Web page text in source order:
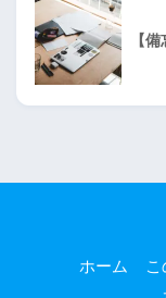
【
ホーム